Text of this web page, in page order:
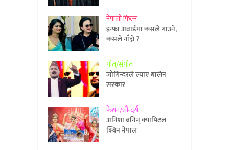
नेपाली फिल्म
इन्फा अवार्डमा कसले गाउने,
कसले नाँच्ने ?
गीत/संगीत
जोगिन्दरले ल्याए बालेन
सरकार
फेशन/सौन्दर्य
अनिशा बनिन् क्यापिटल
क्विन नेपाल